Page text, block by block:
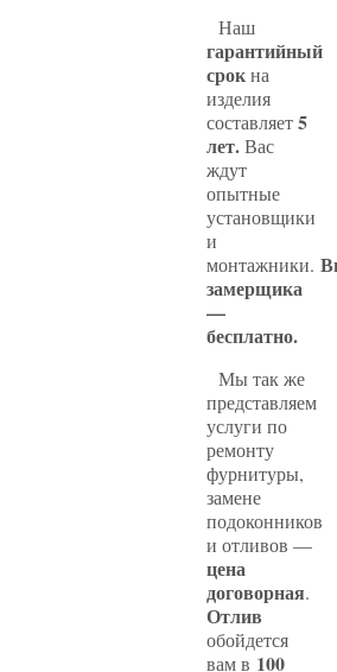
Наш
гарантийный
срокна
изделия
составляет5
лет.Вас
ждут
опытные
установщики
и
монтажники.
замерщика
—
бесплатно.
Мы так же
представляем
услуги по
ремонту
фурнитуры,
замене
подоконников
и отливов —
цена
договорная.
Отлив
обойдется
вам в 100